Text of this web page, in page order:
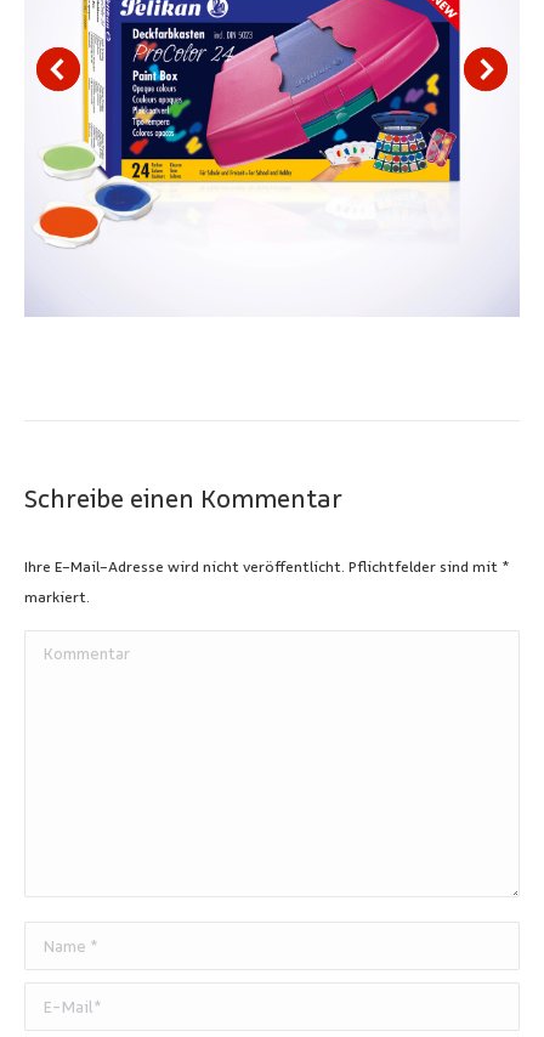
Schreibe einen Kommentar
Ihre E-Mail-Adresse wird nicht veröffentlicht. Pflichtfelder sind mit *
markiert.
Kommentar
Name *
E-Mail *